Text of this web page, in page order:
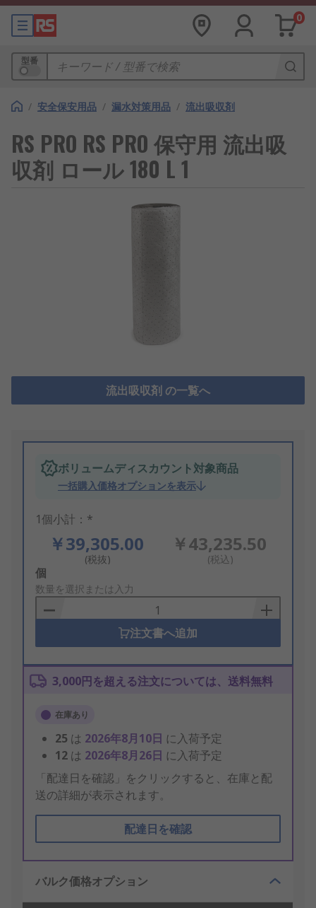
0
型番
/ 安全保安用品 / 漏水対策用品 / 流出吸収剤
RS PRO RS PRO 保守用 流出吸
収剤 ロール 180 L 1
流出吸収剤 の一覧へ
ボリュームディスカウント対象商品
一括購入価格オプションを表示
1個小計：*
￥39,305.00
(税抜)
￥43,235.50
(税込)
Add
to
Basket
個
数量を選択または入力
注文書へ追加
3,000円を超える注文については、送料無料
在庫あり
25 は 2026年8月10日 に入荷予定
12 は 2026年8月26日 に入荷予定
「配達日を確認」をクリックすると、在庫と配
送の詳細が表示されます。
配達日を確認
バルク価格オプション